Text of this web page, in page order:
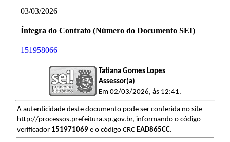
03/03/2026
Íntegra do Contrato (Número do Documento SEI)
151958066
Tatiana Gomes Lopes
Assessor(a)
Em 02/03/2026, às 12:41.
A autenticidade deste documento pode ser conferida no site
http://processos.prefeitura.sp.gov.br, informando o código
verificador 151971069e o código CRC EAD865CC.